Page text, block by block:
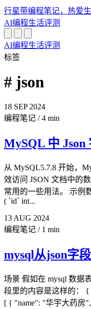
行星带编程笔记，热爱
AI编程生活评测
AI编程生活评测
标签
# json
18 SEP 2024
编程笔记 / 4 min
MySQL 中 Json
从 MySQL5.7.8 开始，
效访问 JSON 文档中的
常用的一些用法。 示例
( `id` int...
13 AUG 2024
编程笔记 / 1 min
mysql从json字
场景 假如在 mysql 数据
段里的内容是这样的： {
[ { "name": "华宇大药房